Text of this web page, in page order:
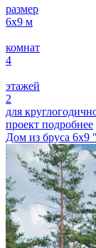
размер
6х9 м
комнат
4
этажей
2
для
проект подробнее
Дом из бруса 6х9